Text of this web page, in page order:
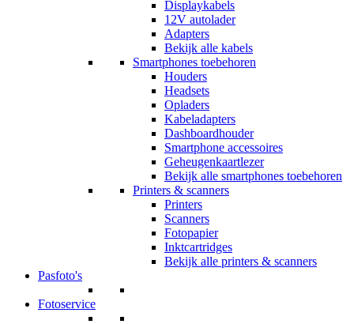
Displaykabels
12V autolader
Adapters
Bekijk alle kabels
Smartphones toebehoren
Houders
Headsets
Opladers
Kabeladapters
Dashboardhouder
Smartphone accessoires
Geheugenkaartlezer
Bekijk alle smartphones toebehoren
Printers & scanners
Printers
Scanners
Fotopapier
Inktcartridges
Bekijk alle printers & scanners
Pasfoto's
Fotoservice